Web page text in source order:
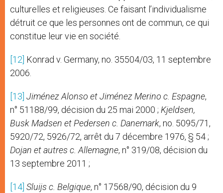
culturelles et religieuses. Ce faisant l’individualisme
détruit ce que les personnes ont de commun, ce qui
constitue leur vie en société.
[12] Konrad v. Germany, no. 35504/03, 11 septembre
2006.
[13] Jiménez Alonso et Jiménez Merino c. Espagne,
n° 51188/99, décision du 25 mai 2000 ; Kjeldsen,
Busk Madsen et Pedersen c. Danemark, no. 5095/71,
5920/72, 5926/72, arrêt du 7 décembre 1976, § 54 ;
Dojan et autres c. Allemagne, n° 319/08, décision du
13 septembre 2011 ;
[14] Sluijs c. Belgique, n° 17568/90, décision du 9